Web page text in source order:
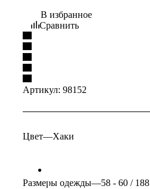
В избранное
Сравнить
Артикул: 98152
Цвет—Хаки
Размеры одежды—58 - 60 / 188